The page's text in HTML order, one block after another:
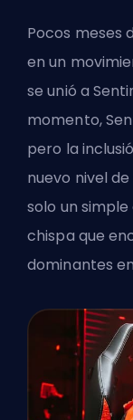
Pocos meses
en un
se unió a
momento,
pero la
nuevo nivel
solo un
chispa que
dominantes